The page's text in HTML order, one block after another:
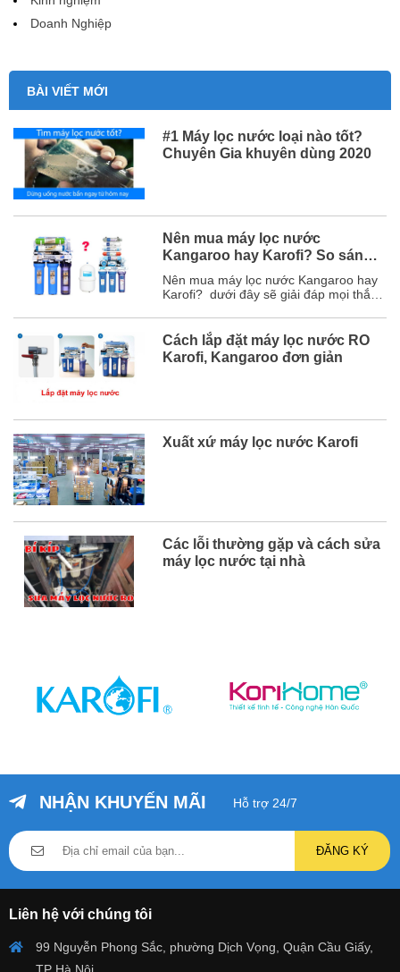
Doanh Nghiệp
BÀI VIẾT MỚI
#1 Máy lọc nước loại nào tốt?
Chuyên Gia khuyên dùng 2020
Nên mua máy lọc nước
Kangaroo hay Karofi? So sánh
chi tiết
Nên mua máy lọc nước Kangaroo hay
Karofi? dưới đây sẽ giải đáp mọi thắc
này, bạn sẽ chọn được hãng máy lọc
nước phù hợp với mình. Mục lục 1. So
sánh chi tiết máy lọc nước Karofi và
Kangaroo ...
Cách lắp đặt máy lọc nước RO
Karofi, Kangaroo đơn giản
Xuất xứ máy lọc nước Karofi
Các lỗi thường gặp và cách sửa
máy lọc nước tại nhà
NHẬN KHUYẾN MÃI Hỗ trợ 24/7
ĐĂNG KÝ
Liên hệ với chúng tôi
99 Nguyễn Phong Sắc, phường Dịch Vọng, Quận Cầu Giấy,